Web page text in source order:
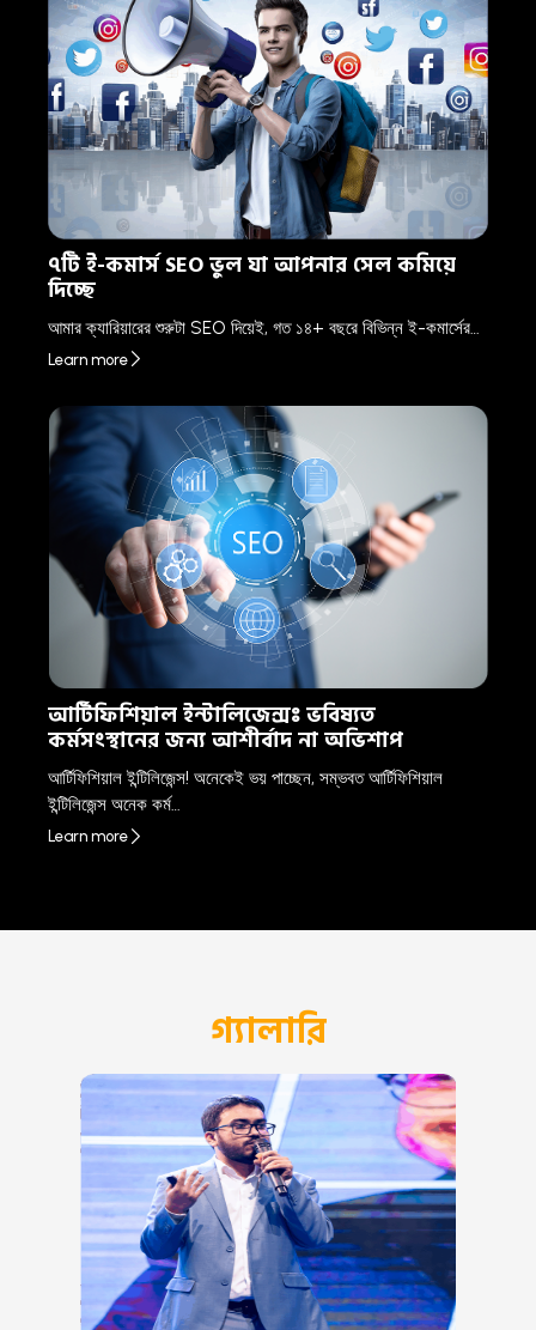
৭টি ই-কমার্স SEO ভুল যা আপনার সেল কমিয়ে
দিচ্ছে
আমার ক্যারিয়ারের শুরুটা SEO দিয়েই, গত ১৪+ বছরে বিভিন্ন ই-কমার্সের…
Learn more
আর্টিফিশিয়াল ইন্টালিজেন্সঃ ভবিষ্যত
কর্মসংস্থানের জন্য আশীর্বাদ না অভিশাপ
আর্টিফিশিয়াল ইন্টিলিজেন্স! অনেকেই ভয় পাচ্ছেন, সম্ভবত আর্টিফিশিয়াল
ইন্টিলিজেন্স অনেক কর্ম…
Learn more
গ্যালারি